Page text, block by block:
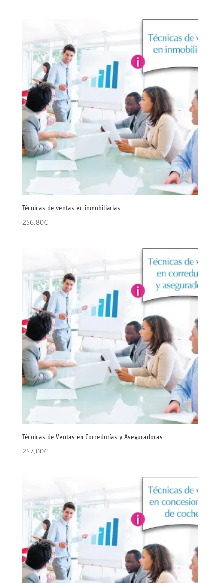
Técnicas de ventas en inmobiliarias
256,80€
Técnicas de Ventas en Corredurías y Aseguradoras
257,00€